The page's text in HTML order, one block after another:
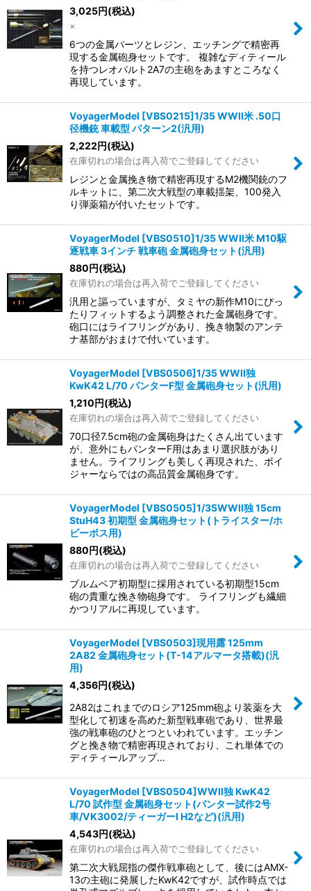
3,025円(税込)
×
6つの金属パーツとレジン、エッチングで精密再
現する金属砲身セットです。 複雑なディティール
を持つレオパルト2A7の主砲をあますところなく
再現しています。
VoyagerModel [VBS0215]1/35 WWII米 .50口
径機銃 車載型 パターン2(汎用)
2,222円(税込)
在庫切れの場合は再入荷でご登録してください
レジンと金属挽き物で精密再現するM2機関銃のフ
ルキットに、第二次大戦型の車載揺架、100発入
り弾薬箱が付いたセットです。
VoyagerModel [VBS0510]1/35 WWII米 M10駆
逐戦車 3インチ 戦車砲 金属砲身セット(汎用)
880円(税込)
在庫切れの場合は再入荷でご登録してください
汎用と謳っていますが、タミヤの新作M10にぴっ
たりフィットするよう調整された金属砲身です。
砲口にはライフリングがあり、挽き物製のアンテ
ナ基部がおまけで付いています。
VoyagerModel [VBS0506]1/35 WWII独
KwK42 L/70 パンターF型 金属砲身セット(汎用)
1,210円(税込)
在庫切れの場合は再入荷でご登録してください
70口径7.5cm砲の金属砲身はたくさん出ています
が、意外にもパンターF用はあまり選択肢があり
ません。ライフリングも美しく再現された、ボイ
ジャーならではの高品質金属砲身です。
VoyagerModel [VBS0505]1/35WWII独 15cm
StuH43 初期型 金属砲身セット(トライスター/ホ
ビーボス用)
880円(税込)
在庫切れの場合は再入荷でご登録してください
ブルムベア初期型に採用されている初期型15cm
砲の貴重な挽き物砲身です。 ライフリングも繊細
かつリアルに再現しています。
VoyagerModel [VBS0503]現用露 125mm
2A82 金属砲身セット(T-14アルマータ搭載)(汎
用)
4,356円(税込)
2A82はこれまでのロシア125mm砲より装薬を大
型化して初速を高めた新型戦車砲であり、世界最
強の戦車砲のひとつといわれています。エッチン
グと挽き物で精密再現されており、これ単体での
ディティールアップ…
VoyagerModel [VBS0504]WWII独 KwK42
L/70 試作型 金属砲身セット(パンター試作2号
車/VK3002/ティーガーI H2など)(汎用)
4,543円(税込)
在庫切れの場合は再入荷でご登録してください
第二次大戦屈指の傑作戦車砲として、後にはAMX-
13の主砲に発展したKwK42ですが、試作時点では